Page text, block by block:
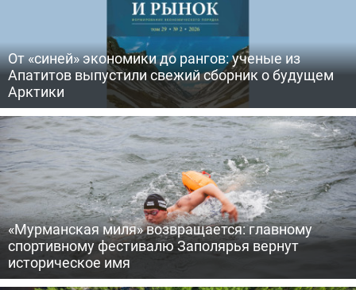
От «синей» экономики до рангов: ученые из
Апатитов выпустили свежий сборник о будущем
Арктики
«Мурманская миля» возвращается: главному
спортивному фестивалю Заполярья вернут
историческое имя